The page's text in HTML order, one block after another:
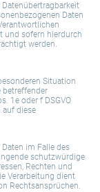
Daten
und sofern hierdurch
werden.
Situation
betreffender
1e oder f DSGVO
auf diese
im Falle des
schutzwürdige
Rechten und
Verarbeitung dient
Rechtsansprüchen.